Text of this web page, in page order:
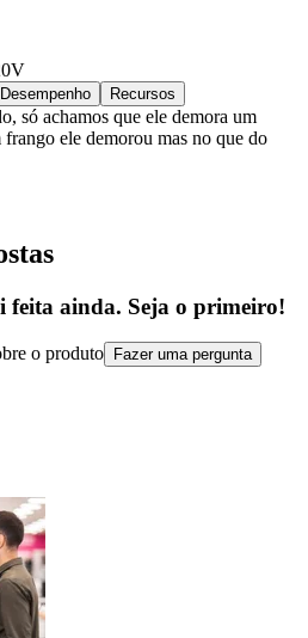
Desempenho Recursos
só achamos que ele demora um
ele demorou mas no que do
feita ainda. Seja o primeiro!
o produto Fazer uma pergunta